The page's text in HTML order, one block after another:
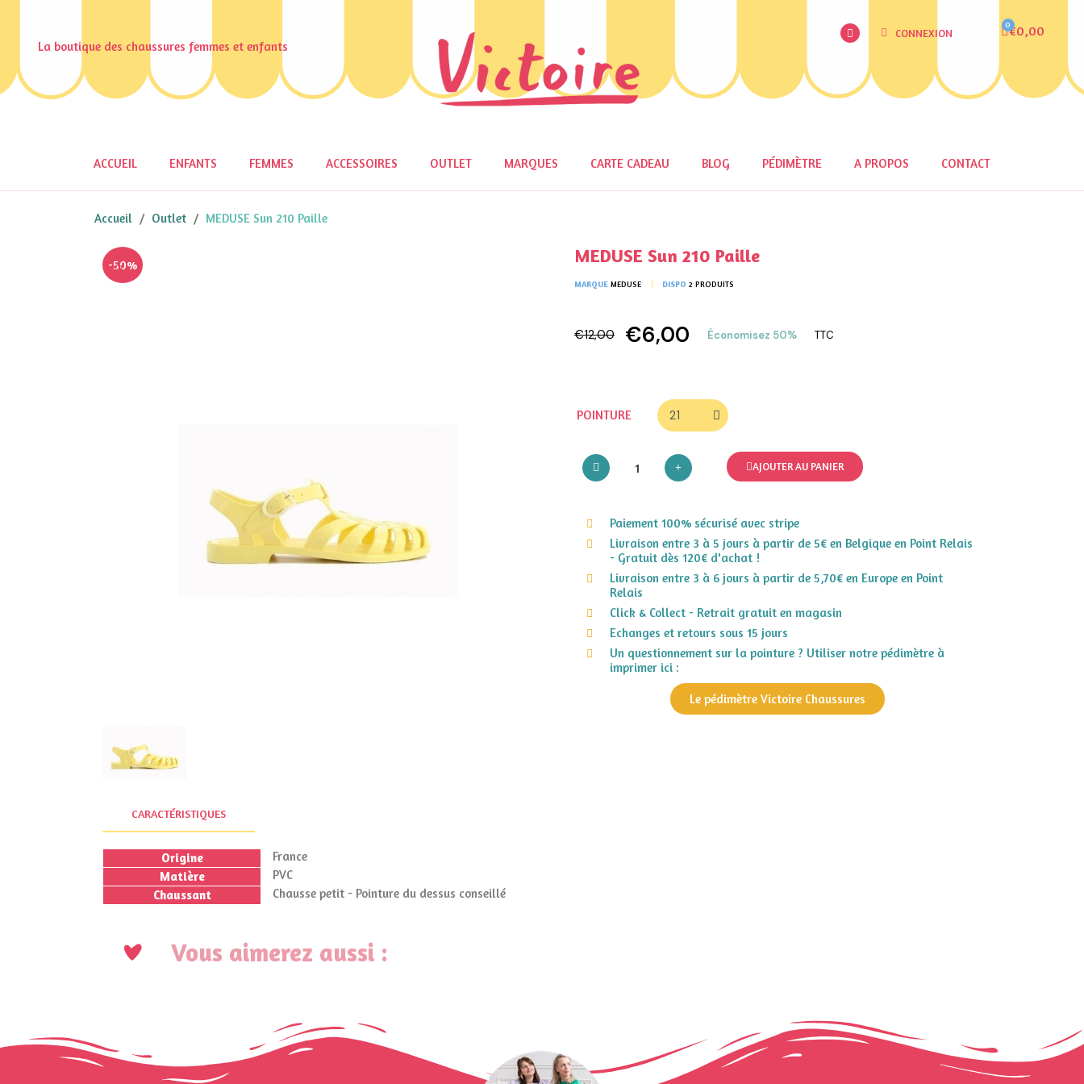
La boutique des chaussures femmes et enfants
CONNEXION €0,00
ACCUEIL ENFANTS FEMMES ACCESSOIRES OUTLET MARQUES CARTE CADEAU BLOG PÉDIMÈTRE A PROPOS CONTACT
Accueil Outlet MEDUSE Sun 210 Paille
-50% MEDUSE Sun 210 Paille
MARQUE MEDUSE DISPO 2 PRODUITS
€12,00 €6,00 Économisez 50% TTC
POINTURE
AJOUTER AU PANIER
Paiement 100% sécurisé avec stripe
Livraison entre 3 à 5 jours à partir de 5€ en Belgique en Point Relais
- Gratuit dès 120€ d'achat !
Livraison entre 3 à 6 jours à partir de 5,70€ en Europe en Point
Relais
Click & Collect - Retrait gratuit en magasin
Echanges et retours sous 15 jours
Un questionnement sur la pointure ? Utiliser notre pédimètre à
imprimer ici :
Le pédimètre Victoire Chaussures
CARACTÉRISTIQUES
Origine
France
Matière
PVC
Chaussant
Chausse petit - Pointure du dessus conseillé
Vous aimerez aussi :